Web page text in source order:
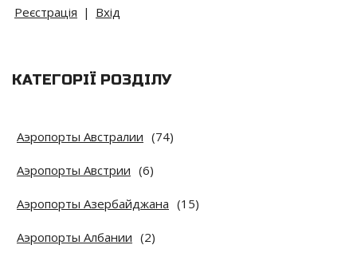
Реєстрація | Вхід
КАТЕГОРІЇ РОЗДІЛУ
Аэропорты Австралии (74)
Аэропорты Австрии (6)
Аэропорты Азербайджана (15)
Аэропорты Албании (2)